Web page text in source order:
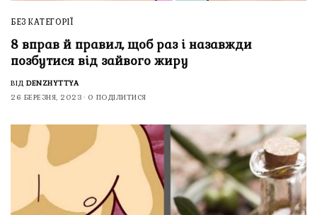
БЕЗ КАТЕГОРІЇ
8 вправ й правил, щоб раз і назавжди
позбутися від зайвого жиру
ВІД DENZHYTTYA
26 БЕРЕЗНЯ, 2023
0 ПОДІЛИТИСЯ